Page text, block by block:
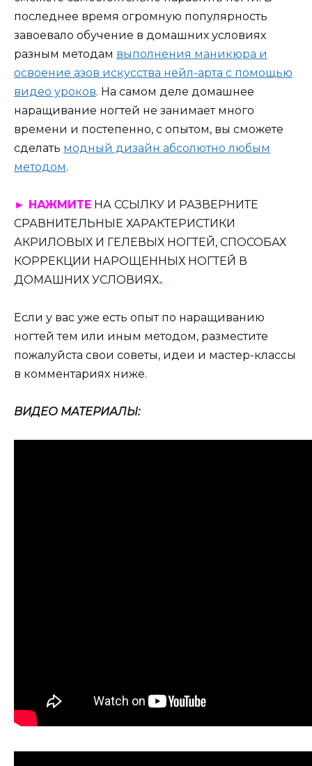
последнее время огромную популярность
завоевало обучение в домашних условиях
разным методам выполнения маникюра и
освоение азов искусства нейл-арта с помощью
видео уроков. На самом деле домашнее
наращивание ногтей не занимает много
времени и постепенно, с опытом, вы сможете
сделать модный дизайн абсолютно любым
методом.
► НАЖМИТЕ НА ССЫЛКУ И РАЗВЕРНИТЕ
СРАВНИТЕЛЬНЫЕ ХАРАКТЕРИСТИКИ
АКРИЛОВЫХ И ГЕЛЕВЫХ НОГТЕЙ, СПОСОБАХ
КОРРЕКЦИИ НАРОЩЕННЫХ НОГТЕЙ В
ДОМАШНИХ УСЛОВИЯХ.
Если у вас уже есть опыт по наращиванию
ногтей тем или иным методом, разместите
пожалуйста свои советы, идеи и мастер-классы
в комментариях ниже.
ВИДЕО МАТЕРИАЛЫ: